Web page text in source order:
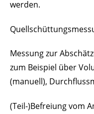
werden.
Messung zur
zum Beispiel über
(manuell),
(Teil-)Befreiung vom